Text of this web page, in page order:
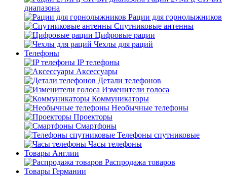
диапазона
Рации для горнолыжников
Спутниковые антенны
Цифровые рации
Чехлы для раций
Телефоны
IP телефоны
Аксессуары
Детали телефонов
Изменители голоса
Коммуникаторы
Необычные телефоны
Проекторы
Смартфоны
Телефоны спутниковые
Часы телефоны
Товары Англии
Распродажа товаров
Товары Германии